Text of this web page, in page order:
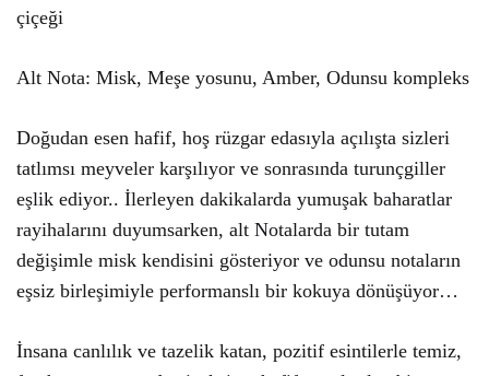
çiçeği
Alt Nota: Misk, Meşe yosunu, Amber, Odunsu kompleks
Doğudan esen hafif, hoş rüzgar edasıyla açılışta sizleri
tatlımsı meyveler karşılıyor ve sonrasında turunçgiller
eşlik ediyor.. İlerleyen dakikalarda yumuşak baharatlar
rayihalarını duyumsarken, alt Notalarda bir tutam
değişimle misk kendisini gösteriyor ve odunsu notaların
eşsiz birleşimiyle performanslı bir kokuya dönüşüyor…
İnsana canlılık ve tazelik katan, pozitif esintilerle temiz,